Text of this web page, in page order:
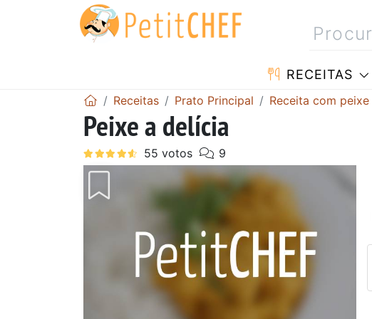
RECEITAS
Receitas Prato Principal Receita com peixe
Peixe a delícia